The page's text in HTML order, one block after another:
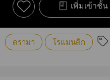
เพิ่มเข้าชั้น
ดรามา โรแมนติก